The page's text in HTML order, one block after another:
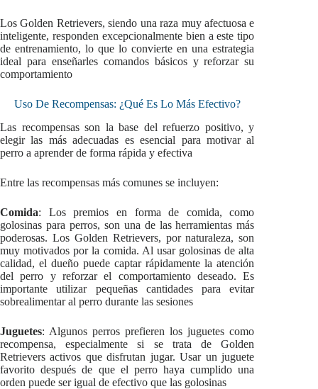
Los Golden Retrievers, siendo una raza muy afectuosa e
inteligente, responden excepcionalmente bien a este tipo
de entrenamiento, lo que lo convierte en una estrategia
ideal para enseñarles comandos básicos y reforzar su
comportamiento
Uso De Recompensas: ¿Qué Es Lo Más Efectivo?
Las recompensas son la base del refuerzo positivo, y
elegir las más adecuadas es esencial para motivar al
perro a aprender de forma rápida y efectiva
Entre las recompensas más comunes se incluyen:
Comida: Los premios en forma de comida, como
golosinas para perros, son una de las herramientas más
poderosas. Los Golden Retrievers, por naturaleza, son
muy motivados por la comida. Al usar golosinas de alta
calidad, el dueño puede captar rápidamente la atención
del perro y reforzar el comportamiento deseado. Es
importante utilizar pequeñas cantidades para evitar
sobrealimentar al perro durante las sesiones
Juguetes: Algunos perros prefieren los juguetes como
recompensa, especialmente si se trata de Golden
Retrievers activos que disfrutan jugar. Usar un juguete
favorito después de que el perro haya cumplido una
orden puede ser igual de efectivo que las golosinas